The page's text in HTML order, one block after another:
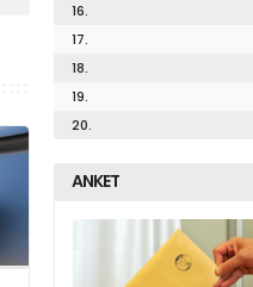
16.
17.
18.
19.
20.
ANKET